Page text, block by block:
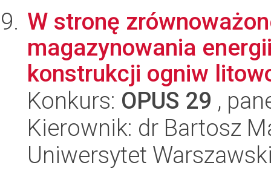
W stronę
magazynowania
konstrukcji ogniw
Konkurs: OPUS 29 ,
Kierownik: dr Bartosz
Uniwersytet